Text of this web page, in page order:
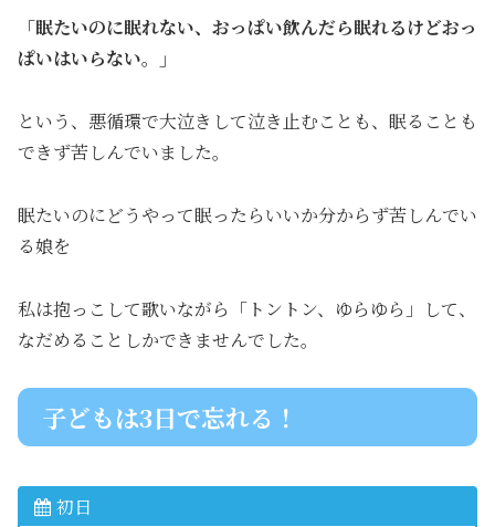
「眠たいのに眠れない、おっぱい飲んだら眠れるけどおっ
ぱいはいらない。」
という、悪循環で大泣きして泣き止むことも、眠ることも
できず苦しんでいました。
眠たいのにどうやって眠ったらいいか分からず苦しんでい
る娘を
私は抱っこして歌いながら「トントン、ゆらゆら」して、
なだめることしかできませんでした。
子どもは3日で忘れる！
初日